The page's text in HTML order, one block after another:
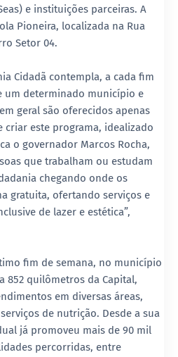
e instituições parceiras. A
Pioneira, localizada na Rua
Setor 04.
Cidadã contempla, a cada fim
um determinado município e
geral são oferecidos apenas
criar este programa, idealizado
o governador Marcos Rocha,
que trabalham ou estudam
chegando onde os
gratuita, ofertando serviços e
de lazer e estética”,
fim de semana, no município
852 quilômetros da Capital,
em diversas áreas,
de nutrição. Desde a sua
já promoveu mais de 90 mil
percorridas, entre